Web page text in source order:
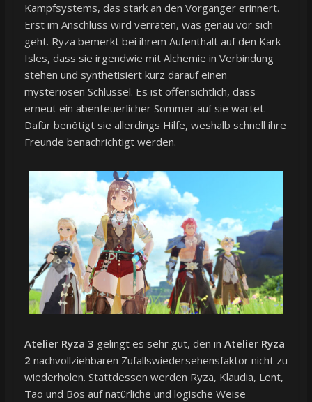
Kampfsystems, das stark an den Vorgänger erinnert.
Erst im Anschluss wird verraten, was genau vor sich
geht. Ryza bemerkt bei ihrem Aufenthalt auf den Kark
Isles, dass sie irgendwie mit Alchemie in Verbindung
stehen und synthetisiert kurz darauf einen
mysteriösen Schlüssel. Es ist offensichtlich, dass
erneut ein abenteuerlicher Sommer auf sie wartet.
Dafür benötigt sie allerdings Hilfe, weshalb schnell ihre
Freunde benachrichtigt werden.
Atelier Ryza 3 gelingt es sehr gut, den in Atelier Ryza
2 nachvollziehbaren Zufallswiedersehensfaktor nicht zu
wiederholen. Stattdessen werden Ryza, Klaudia, Lent,
Tao und Bos auf natürliche und logische Weise